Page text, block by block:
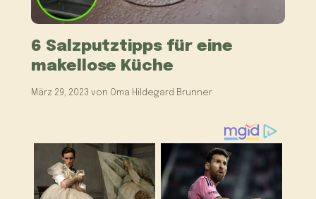
6 Salzputztipps für eine
makellose Küche
März 29, 2023 von Oma Hildegard Brunner